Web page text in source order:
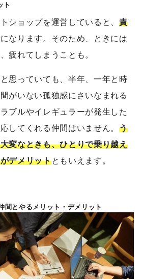
ト
ショップを運営していると、 責
なります 。そのため、 とき には
疲れてしまうことも。
と思っていても、半年、一年と時
がいない孤独感にさいなまれる
ブルやイレギュラーが発生した
してくれる仲間はいません。 う
変なときも、ひとりで乗り越え
デメリットともいえます。
間とやるメリット・デメリット